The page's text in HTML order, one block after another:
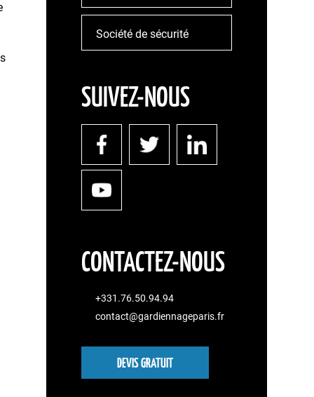
Société de sécurité
SUIVEZ-NOUS
CONTACTEZ-NOUS
+331.76.50.94.94
contact@gardiennageparis.fr
DEVIS GRATUIT